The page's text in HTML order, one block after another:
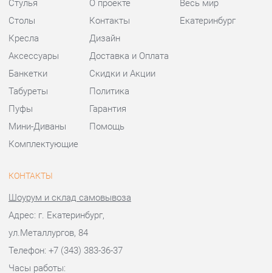
Пуфы
Мини-Диваны
Комплектующие
Гарантия
Помощь
КОНТАКТЫ
Шоурум и склад самовывоза
Адрес: г. Екатеринбург,
ул.Металлургов, 84
Телефон: +7 (343) 383-36-37
Пн - Пт:10:00 - 20:00 (GMT+5)
Отправить сообщение